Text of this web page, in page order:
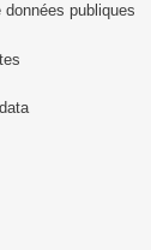
données publiques